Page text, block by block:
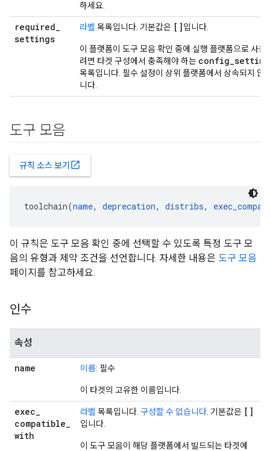
하세요.
required_
settings
라벨 목록입니다. 기본값은 []입니다.
이 플랫폼이 도구 모음 확인 중에 실행 플랫폼으로 사용
려면 타겟 구성에서 충족해야 하는 config_setting
목록입니다. 필수 설정이 상위 플랫폼에서 상속되지 않
니다.
도구 모음
규칙 소스 보기 open_in_new
toolchain(name, deprecation, distribs,
이 규칙은 도구 모음 확인 중에 선택할 수 있도록 특정 도구 모
음의 유형과 제약 조건을 선언합니다. 자세한 내용은 도구 모음
페이지를 참고하세요.
인수
속성
name 이름: 필수
이 타겟의 고유한 이름입니다.
exec_
compatible_
with
라벨 목록입니다. 구성할 수 없습니다 . 기본값은 []
입니다.
이 도구 모음이 해당 플랫폼에서 빌드되는 타겟에